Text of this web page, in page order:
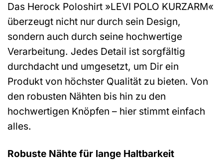
Das Herock Poloshirt »LEVI POLO KURZARM«
überzeugt nicht nur durch sein Design,
sondern auch durch seine hochwertige
Verarbeitung. Jedes Detail ist sorgfältig
durchdacht und umgesetzt, um Dir ein
Produkt von höchster Qualität zu bieten. Von
den robusten Nähten bis hin zu den
hochwertigen Knöpfen – hier stimmt einfach
alles.
Robuste Nähte für lange Haltbarkeit